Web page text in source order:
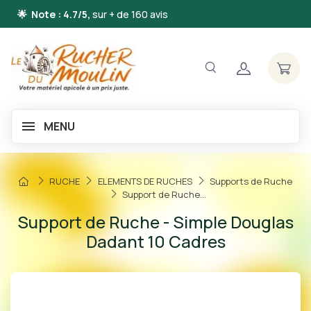
🌟 Note : 4.7/5, sur + de 160 avis
MENU
RUCHE ELEMENTS DE RUCHES
Supports de Ruche
Support de Ruche...
Support de Ruche - Simple Douglas
Dadant 10 Cadres